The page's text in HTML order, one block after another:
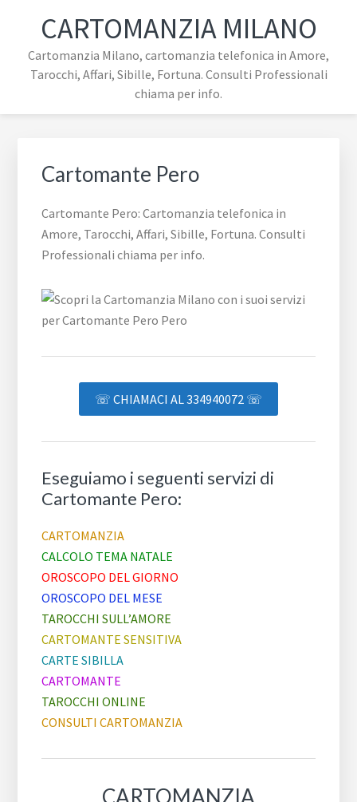
navigazione
primaria
contenuto
principale
footer
navigation
CARTOMANZIA MILANO
Cartomanzia Milano, cartomanzia telefonica in Amore,
Tarocchi, Affari, Sibille, Fortuna. Consulti Professionali
chiama per info.
Cartomante Pero
Cartomante Pero: Cartomanzia telefonica in
Amore, Tarocchi, Affari, Sibille, Fortuna. Consulti
Professionali chiama per info.
☏ CHIAMACI AL 334940072 ☏
Eseguiamo i seguenti servizi di
Cartomante Pero:
CARTOMANZIA
CALCOLO TEMA NATALE
OROSCOPO DEL GIORNO
OROSCOPO DEL MESE
TAROCCHI SULL’AMORE
CARTOMANTE SENSITIVA
CARTE SIBILLA
CARTOMANTE
TAROCCHI ONLINE
CONSULTI CARTOMANZIA
CARTOMANZIA